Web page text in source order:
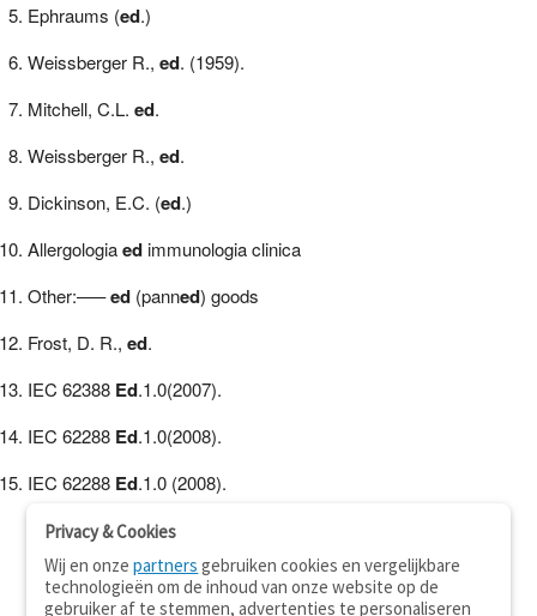
Ephraums (ed.)
Weissberger R., ed. (1959).
Mitchell, C.L. ed.
Weissberger R., ed.
Dickinson, E.C. (ed.)
Allergologiaedimmunologia clinica
Other:–––ed(panned) goods
Frost, D. R., ed.
IEC 62388 Ed.1.0(2007).
IEC 62288 Ed.1.0(2008).
IEC 62288 Ed.1.0 (2008).
Privacy & Cookies
Wij en onzepartners gebruiken cookies en vergelijkbare
technologieën om de inhoud van onze website op de
gebruiker af te stemmen, advertenties te personaliseren